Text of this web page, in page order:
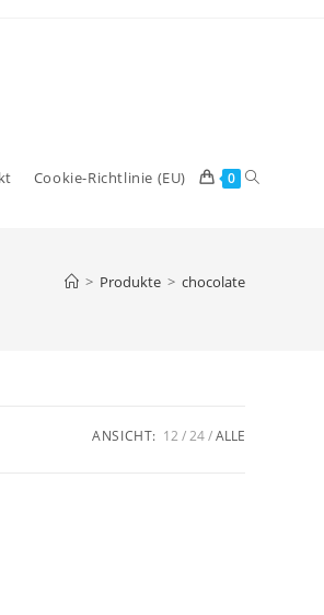
Cookie-Richtlinie (EU) 0 Website-
Suche
> Produkte > chocolate
ANSICHT: 12 24 ALLE